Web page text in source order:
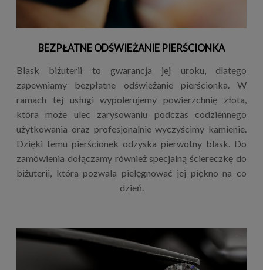
BEZPŁATNE ODŚWIEŻANIE PIERŚCIONKA
Blask biżuterii to gwarancja jej uroku, dlatego
zapewniamy bezpłatne odświeżanie pierścionka. W
ramach tej usługi wypolerujemy powierzchnię złota,
która może ulec zarysowaniu podczas codziennego
użytkowania oraz profesjonalnie wyczyścimy kamienie.
Dzięki temu pierścionek odzyska pierwotny blask. Do
zamówienia dołączamy również specjalną ściereczkę do
biżuterii, która pozwala pielęgnować jej piękno na co
dzień.